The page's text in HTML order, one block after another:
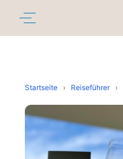
Startseite › Reiseführer ›